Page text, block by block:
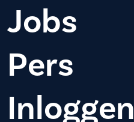
Jobs
Pers
Inloggen